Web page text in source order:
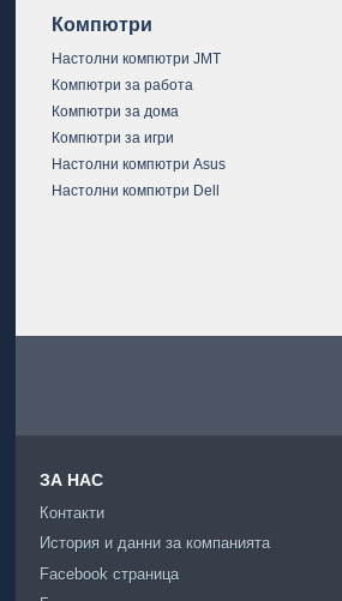
Компютри
Настолни компютри JMT
Компютри за работа
Компютри за дома
Компютри за игри
Настолни компютри Asus
Настолни компютри Dell
ЗА НАС
Контакти
История и данни за компанията
Facebook страница